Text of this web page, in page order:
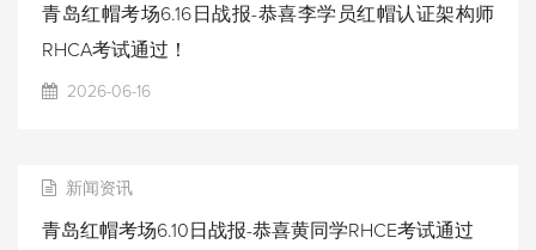
青岛红帽考场6.16日战报-恭喜李学员红帽认证架构师
RHCA考试通过！
2026-06-16
新闻资讯
青岛红帽考场6.10日战报-恭喜黄同学RHCE考试通过